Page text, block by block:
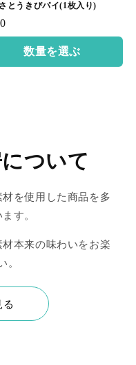
とうきびパイ(1枚入り)
数量を選ぶ
ついて
を使用した商品を多
す。
本来の味わいをお楽
。